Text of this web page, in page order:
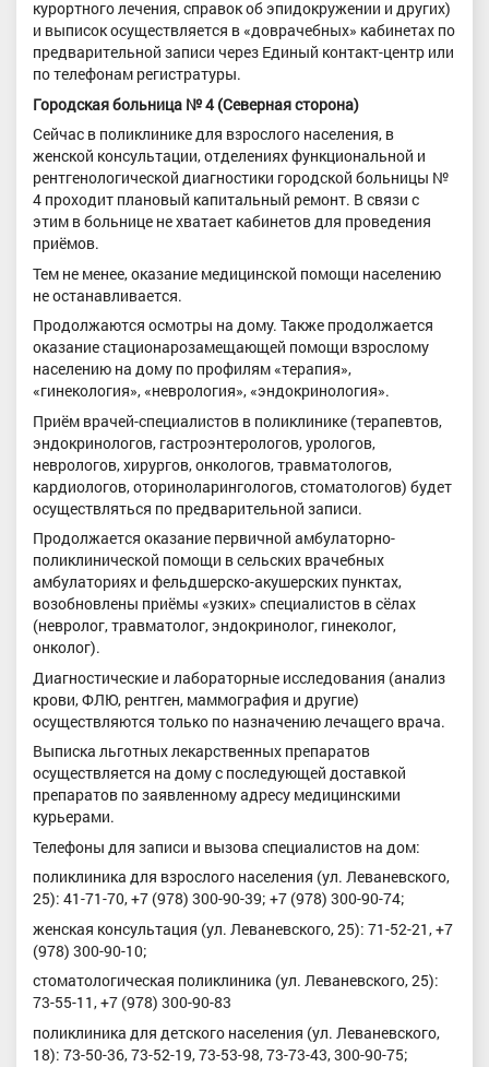
курортного лечения, справок об эпидокружении и других)
и выписок осуществляется в «доврачебных» кабинетах по
предварительной записи через Единый контакт-центр или
по телефонам регистратуры.
Городская больница № 4 (Северная сторона)
Сейчас в поликлинике для взрослого населения, в
женской консультации, отделениях функциональной и
рентгенологической диагностики городской больницы №
4 проходит плановый капитальный ремонт. В связи с
этим в больнице не хватает кабинетов для проведения
приёмов.
Тем не менее, оказание медицинской помощи населению
не останавливается.
Продолжаются осмотры на дому. Также продолжается
оказание стационарозамещающей помощи взрослому
населению на дому по профилям «терапия»,
«гинекология», «неврология», «эндокринология».
Приём врачей-специалистов в поликлинике (терапевтов,
эндокринологов, гастроэнтерологов, урологов,
неврологов, хирургов, онкологов, травматологов,
кардиологов, оториноларингологов, стоматологов) будет
осуществляться по предварительной записи.
Продолжается оказание первичной амбулаторно-
поликлинической помощи в сельских врачебных
амбулаториях и фельдшерско-акушерских пунктах,
возобновлены приёмы «узких» специалистов в сёлах
(невролог, травматолог, эндокринолог, гинеколог,
онколог).
Диагностические и лабораторные исследования (анализ
крови, ФЛЮ, рентген, маммография и другие)
осуществляются только по назначению лечащего врача.
Выписка льготных лекарственных препаратов
осуществляется на дому с последующей доставкой
препаратов по заявленному адресу медицинскими
курьерами.
Телефоны для записи и вызова специалистов на дом:
поликлиника для взрослого населения (ул. Леваневского,
25): 41-71-70, +7 (978) 300-90-39; +7 (978) 300-90-74;
женская консультация (ул. Леваневского, 25): 71-52-21, +7
(978) 300-90-10;
стоматологическая поликлиника (ул. Леваневского, 25):
73-55-11, +7 (978) 300-90-83
поликлиника для детского населения (ул. Леваневского,
18): 73-50-36, 73-52-19, 73-53-98, 73-73-43, 300-90-75;